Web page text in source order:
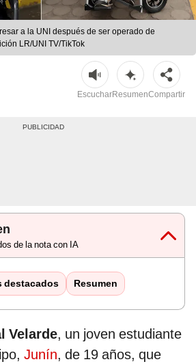
a la UNI después de ser operado de
LR/UNI TV/TikTok
EscucharResumenCompartir
de la nota con IA
destacados Resumen
Velarde, un joven estudiante
Junín, de 19 años, que